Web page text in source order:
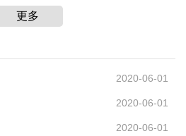
更多
2020-06-01
2020-06-01
2020-06-01